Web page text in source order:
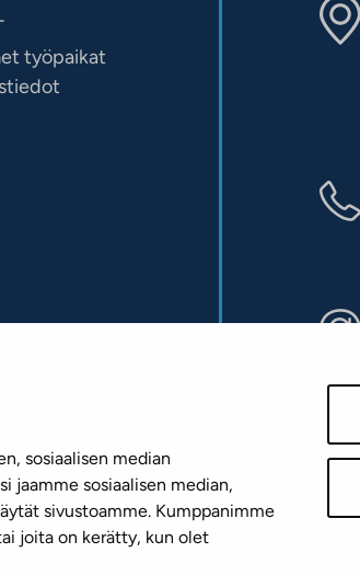
sosiaalisen median
jaamme sosiaalisen median,
sivustoamme. Kumppanimme
joita on kerätty, kun olet
työpaikat